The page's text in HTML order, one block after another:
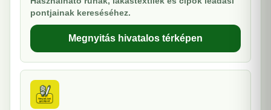
pontjainak kereséséhez.
Megnyitás hivatalos térképen